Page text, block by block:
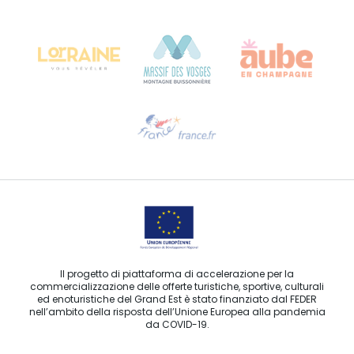
Contattaci per e-mail
Il progetto di piattaforma di accelerazione per la
commercializzazione delle offerte turistiche, sportive, culturali
ed enoturistiche del Grand Est è stato finanziato dal FEDER
nell’ambito della risposta dell’Unione Europea alla pandemia
da COVID-19.